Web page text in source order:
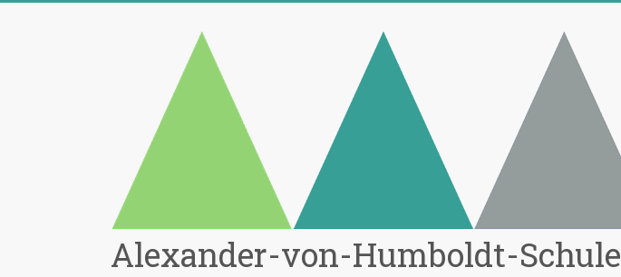
Alexander-von-Humboldt-Schule